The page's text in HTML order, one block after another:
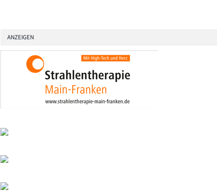
ANZEIGEN